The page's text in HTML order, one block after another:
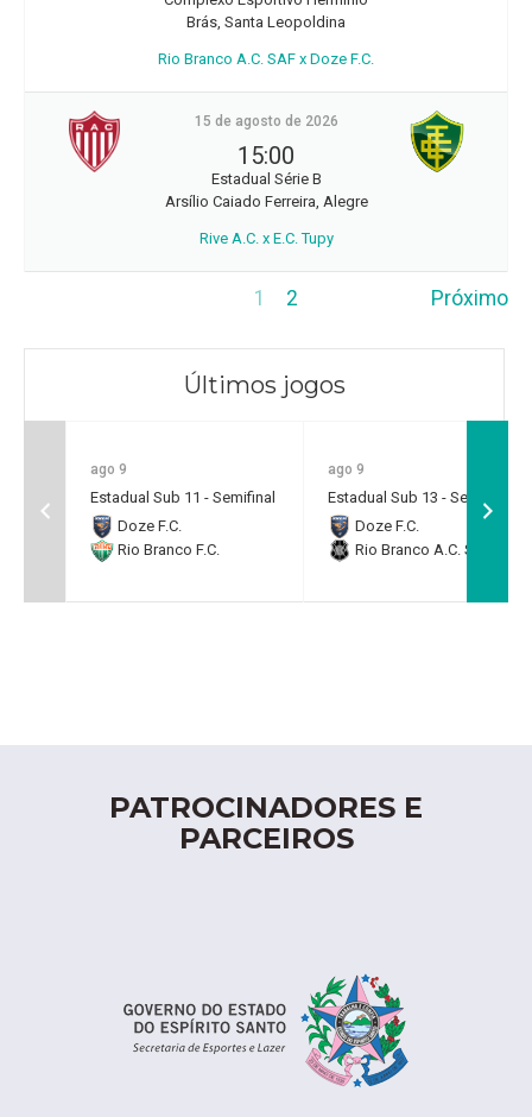
Brás, Santa Leopoldina
Rio Branco A.C. SAF x Doze F.C.
15 de agosto de 2026
15:00
Estadual Série B
Arsílio Caiado Ferreira, Alegre
Rive A.C. x E.C. Tupy
1 2 Próximo
Últimos jogos
ago 9
Estadual Sub 11 - Semifinal
Doze F.C.
Rio Branco F.C.
ago 9
Estadual Sub 13 - Semifinal
Doze F.C.
Rio Branco A.C. SAF
PATROCINADORES E
PARCEIROS